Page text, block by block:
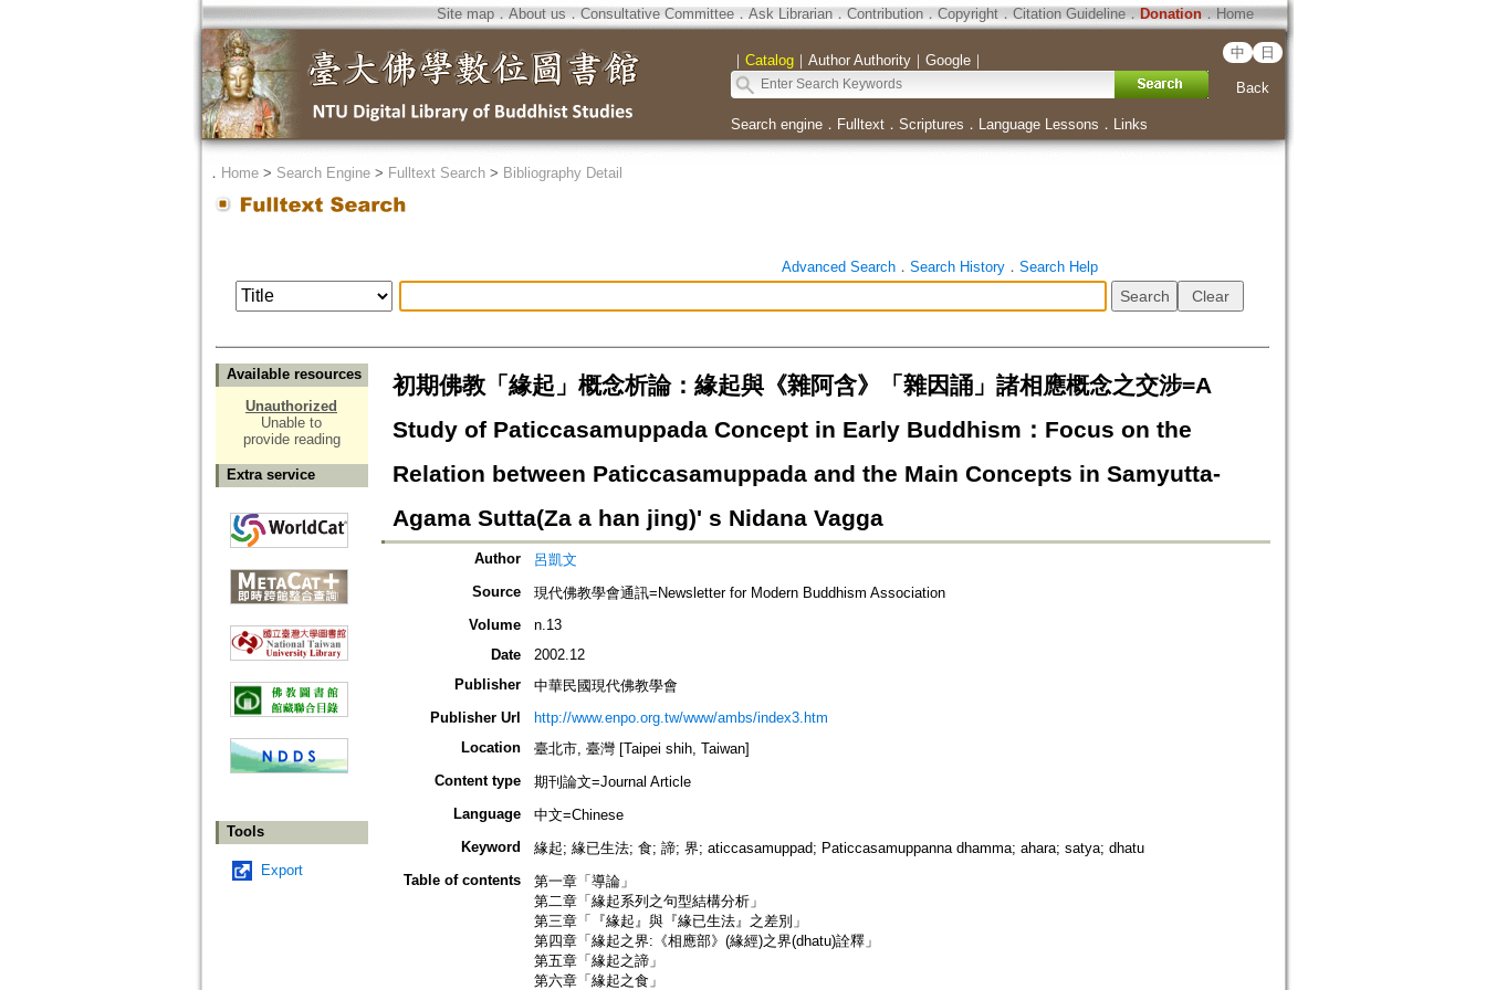
Site map．About us ． Consultative Committee． Ask Librarian． Contribution．Copyright．Citation Guideline． Donation．Home
｜ Catalog｜ Author Authority｜ Google｜ 中 日
Back
Search engine． Fulltext． Scriptures ． Language Lessons ． Links
． Home> Search Engine> Fulltext Search> Bibliography Detail
Advanced Search． Search History． Search Help
Available resources
Unauthorized
Unable to
provide reading
Extra service
Tools
Export
初期佛教「緣起」概念析論：緣起與《雜阿含》「雜因誦」諸相應概念之交涉=A
Study of Paticcasamuppada Concept in Early Buddhism：Focus on the
Relation between Paticcasamuppada and the Main Concepts in Samyutta-
Agama Sutta(Za a han jing)' s Nidana Vagga
Author
呂凱文
Source
現代佛教學會通訊=Newsletter for Modern Buddhism Association
Volume
n.13
Date
2002.12
Publisher
中華民國現代佛教學會
Publisher Url
http://www.enpo.org.tw/www/ambs/index3.htm
Location
臺北市, 臺灣 [Taipei shih, Taiwan]
Content type
期刊論文=Journal Article
Language
中文=Chinese
Keyword
緣起; 緣已生法; 食; 諦; 界; aticcasamuppad; Paticcasamuppanna dhamma; ahara; satya; dhatu
Table of contents
第一章「導論」
第二章「緣起系列之句型結構分析」
第三章「『緣起』與『緣已生法』之差別」
第四章「緣起之界:《相應部》(緣經)之界(dhatu)詮釋」
第五章「緣起之諦」
第六章「緣起之食」